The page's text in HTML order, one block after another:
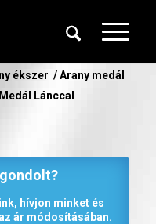
ékszer / Arany medál
Lánccal
hívjon minket és
ár módosításában.